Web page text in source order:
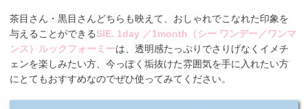
茶目さん・黒目さんどちらも映えて、おしゃれでこなれた印象を
与えることができるSIE. 1day ／1month（シー ワンデー／ワンマ
ンス）ルックフォーミーは、透明感たっぷりでさりげなくイメチ
ェンを楽しみたい方、今っぽく垢抜けた雰囲気を手に入れたい方
にとてもおすすめなのでぜひ使ってみてください。